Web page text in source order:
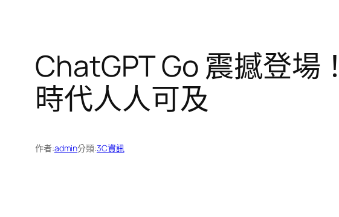
ChatGPT Go 震撼登場
時代人人可及
作者:admin分類:3C資訊